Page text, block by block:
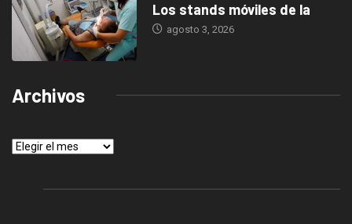
Los stands móviles de la
agosto 3, 2026
Archivos
Archivos